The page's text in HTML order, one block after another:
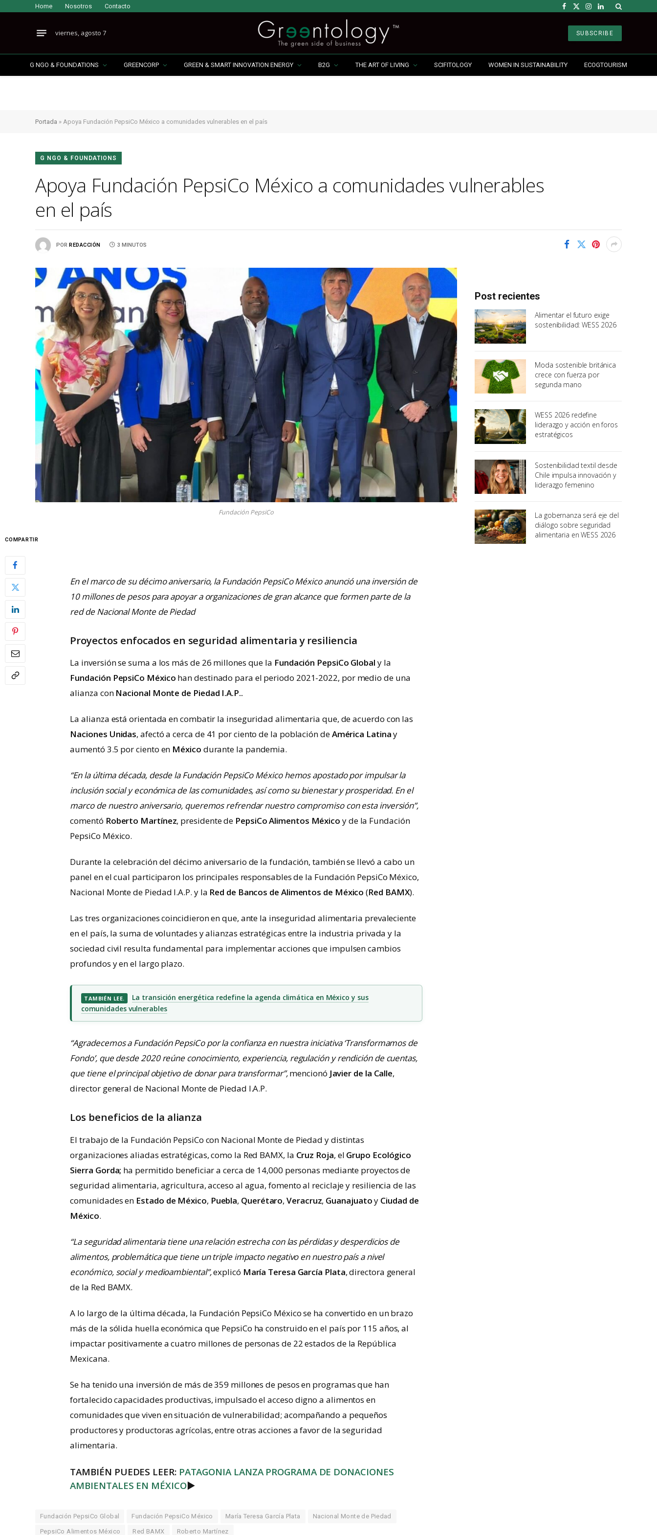
Home Nosotros Contacto Facebook
X
Instagram
LinkedIn
viernes, agosto 7 SUBSCRIBE
G NGO & FOUNDATIONS GREENCORP GREEN & SMART INNOVATION ENERGY B2G THE ART OF LIVING SCIFITOLOGY WOMEN IN SUSTAINABILITY ECOGTOURISM
Portada » Apoya Fundación PepsiCo México a comunidades vulnerables en el país
G NGO & FOUNDATIONS
Apoya Fundación PepsiCo México a comunidades vulnerables
en el país
POR REDACCIÓN 3 MINUTOS
Fundación PepsiCo
COMPARTIR
En el marco de su décimo aniversario, la Fundación PepsiCo México anunció una inversión de
10 millones de pesos para apoyar a organizaciones de gran alcance que formen parte de la
red de Nacional Monte de Piedad
Proyectos enfocados en seguridad alimentaria y resiliencia
La inversión se suma a los más de 26 millones que la Fundación PepsiCo Global y la
Fundación PepsiCo México han destinado para el periodo 2021-2022, por medio de una
alianza conNacional Monte de Piedad I.A.P..
La alianza está orientada en combatir la inseguridad alimentaria que, de acuerdo con las
Naciones Unidas, afectó a cerca de 41 por ciento de la población deAmérica Latinay
aumentó 3.5 por ciento en México durante la pandemia.
“En la última década, desde la Fundación PepsiCo México hemos apostado por impulsar la
inclusión social y económica de las comunidades, así como su bienestar y prosperidad. En el
marco de nuestro aniversario, queremos refrendar nuestro compromiso con esta inversión”,
comentó Roberto Martínez, presidente de PepsiCo Alimentos México y de la Fundación
PepsiCo México.
Durante la celebración del décimo aniversario de la fundación, también se llevó a cabo un
panel en el cual participaron los principales responsables de la Fundación PepsiCo México,
Nacional Monte de Piedad I.A.P. y la Red de Bancos de Alimentos de México (Red BAMX).
Las tres organizaciones coincidieron en que, ante la inseguridad alimentaria prevaleciente
en el país, la suma de voluntades y alianzas estratégicas entre la industria privada y la
sociedad civil resulta fundamental para implementar acciones que impulsen cambios
profundos y en el largo plazo.
TAMBIÉN LEE.
La transición energética redefine la agenda climática en México y sus
comunidades vulnerables
“Agradecemos a Fundación PepsiCo por la confianza en nuestra iniciativa ‘Transformamos de
Fondo’, que desde 2020 reúne conocimiento, experiencia, regulación y rendición de cuentas,
que tiene el principal objetivo de donar para transformar”,mencionó Javier de la Calle,
director general de Nacional Monte de Piedad I.A.P.
Los beneficios de la alianza
El trabajo de la Fundación PepsiCo con Nacional Monte de Piedad y distintas
organizaciones aliadas estratégicas, como la Red BAMX, la Cruz Roja, el Grupo Ecológico
Sierra Gorda; ha permitido beneficiar a cerca de 14,000 personas mediante proyectos de
seguridad alimentaria, agricultura, acceso al agua, fomento al reciclaje y resiliencia de las
comunidades en Estado de México, Puebla, Querétaro,Veracruz, Guanajuatoy Ciudad de
México.
“La seguridad alimentaria tiene una relación estrecha con las pérdidas y desperdicios de
alimentos, problemática que tiene un triple impacto negativo en nuestro país a nivel
económico, social y medioambiental”,explicó María Teresa García Plata, directora general
de la Red BAMX.
A lo largo de la última década, la Fundación PepsiCo México se ha convertido en un brazo
más de la sólida huella económica que PepsiCo ha construido en el país por 115 años, al
impactar positivamente a cuatro millones de personas de 22 estados de la República
Mexicana.
Se ha tenido una inversión de más de 359 millones de pesos en programas que han
fortalecido capacidades productivas, impulsado el acceso digno a alimentos en
comunidades que viven en situación de vulnerabilidad; acompañando a pequeños
productores y productoras agrícolas, entre otras acciones a favor de la seguridad
alimentaria.
TAMBIÉN PUEDES LEER: PATAGONIA LANZA PROGRAMA DE DONACIONES
AMBIENTALES EN MÉXICO►
Fundación PepsiCo Global Fundación PepsiCo México María Teresa García Plata Nacional Monte de Piedad
PepsiCo Alimentos México Red BAMX Roberto Martínez
Post recientes
Alimentar el futuro exige
sostenibilidad: WESS 2026
Moda sostenible británica
crece con fuerza por
segunda mano
WESS 2026 redefine
liderazgo y acción en foros
estratégicos
Sostenibilidad textil desde
Chile impulsa innovación y
liderazgo femenino
La gobernanza será eje del
diálogo sobre seguridad
alimentaria en WESS 2026